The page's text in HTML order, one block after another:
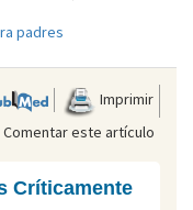
padres
Imprimir
Comentar este artículo
Críticamente